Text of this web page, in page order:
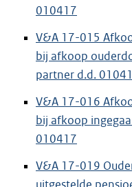
010417
V&A 17-015
bij afkoop
partner d.d.
V&A 17-016
bij afkoop
010417
V&A 17-019